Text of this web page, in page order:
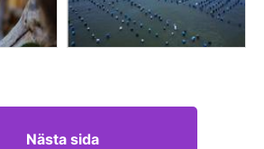
Nästa sida